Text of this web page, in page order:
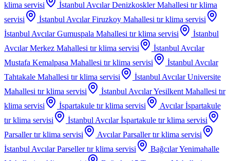
klima servisi
İstanbul Avcılar Denizkoskler Mahallesi tır klima
servisi
İstanbul Avcılar Firuzkoy Mahallesi tır klima servisi
İstanbul Avcılar Gumuspala Mahallesi tır klima servisi
İstanbul
Avcılar Merkez Mahallesi tır klima servisi
İstanbul Avcılar
Mustafa Kemalpasa Mahallesi tır klima servisi
İstanbul Avcılar
Tahtakale Mahallesi tır klima servisi
İstanbul Avcılar Universite
Mahallesi tır klima servisi İstanbul Avcılar Yesilkent Mahallesi tır
klima servisi
İspartakule tır klima servisi
Avcılar İspartakule
tır klima servisi
İstanbul Avcılar İspartakule tır klima servisi
Parsaller tır klima servisi Avcılar Parsaller tır klima servisi
İstanbul Avcılar Parseller tır klima servisi
Bağcılar Yenimahalle